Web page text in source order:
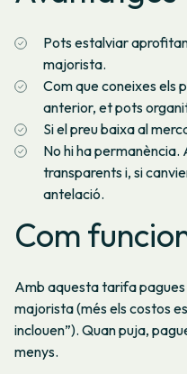
Pots estalviar
majorista.
Com que coneixes els
anterior, et pots
Si el preu baixa al
No hi ha permanència.
transparents i, si
antelació.
Com
Amb aquesta tarifa
majorista (més els costos
inclouen”). Quan puja,
menys.